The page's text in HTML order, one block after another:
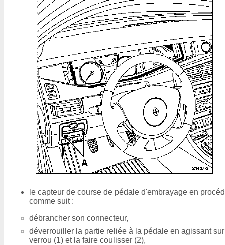
le capteur de course de pédale d'embrayage en
comme suit :
débrancher son connecteur,
déverrouiller la partie reliée à la pédale en agissant
verrou (1) et la faire coulisser (2),